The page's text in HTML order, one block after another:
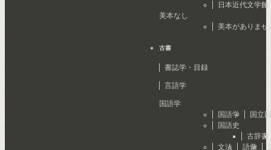
日本近代文学館
美本なし
美本がありませ
古書
書誌学・目録
言語学
国語学
国語学
国立
国語史
古辞書
文法
語彙